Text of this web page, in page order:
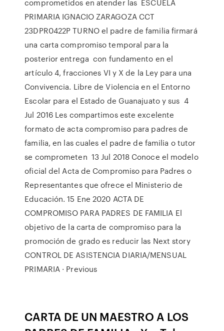
comprometidos en atender las ESCUELA
PRIMARIA IGNACIO ZARAGOZA CCT
23DPR0422P TURNO el padre de familia firmará
una carta compromiso temporal para la
posterior entrega con fundamento en el
artículo 4, fracciones VI y X de la Ley para una
Convivencia. Libre de Violencia en el Entorno
Escolar para el Estado de Guanajuato y sus 4
Jul 2016 Les compartimos este excelente
formato de acta compromiso para padres de
familia, en las cuales el padre de familia o tutor
se comprometen 13 Jul 2018 Conoce el modelo
oficial del Acta de Compromiso para Padres o
Representantes que ofrece el Ministerio de
Educación. 15 Ene 2020 ACTA DE
COMPROMISO PARA PADRES DE FAMILIA El
objetivo de la carta de compromiso para la
promoción de grado es reducir las Next story
CONTROL DE ASISTENCIA DIARIA/MENSUAL
PRIMARIA · Previous
CARTA DE UN MAESTRO A LOS